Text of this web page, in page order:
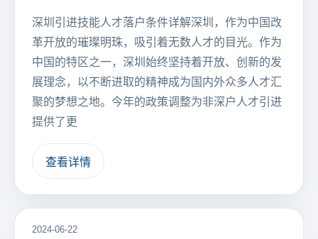
深圳引进技能人才落户条件详解深圳，作为中国改
革开放的璀璨明珠，吸引着无数人才的目光。作为
中国的特区之一，深圳始终坚持着开放、创新的发
展理念，以不断进取的精神成为国内外众多人才汇
聚的梦想之地。今年的政策调整为非深户人才引进
提供了更
查看详情
2024-06-22